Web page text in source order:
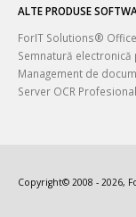
ALTE PRODUSE
ForIT Solutions® Office
Semnatură electronică
Management de
Server OCR Profesional
Copyright© 2008 - 2026,